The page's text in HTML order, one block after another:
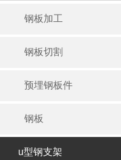
钢板加工
钢板切割
预埋钢板件
钢板
u型钢支架